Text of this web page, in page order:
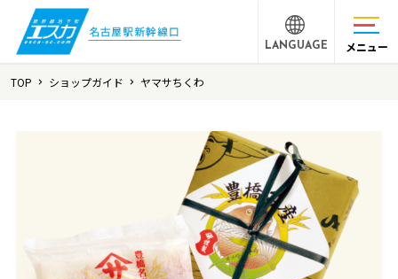
LANGUAGE メニュー
TOP ショップガイド ヤマサちくわ